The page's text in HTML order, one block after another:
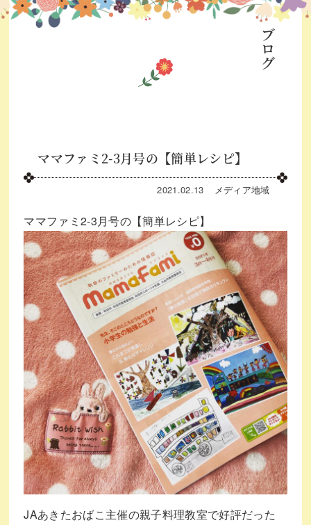
ブログ
ママファミ2-3月号の【簡単レシピ】
2021.02.13 メディア地域
ママファミ2-3月号の【簡単レシピ】
JAあきたおばこ主催の親子料理教室で好評だった